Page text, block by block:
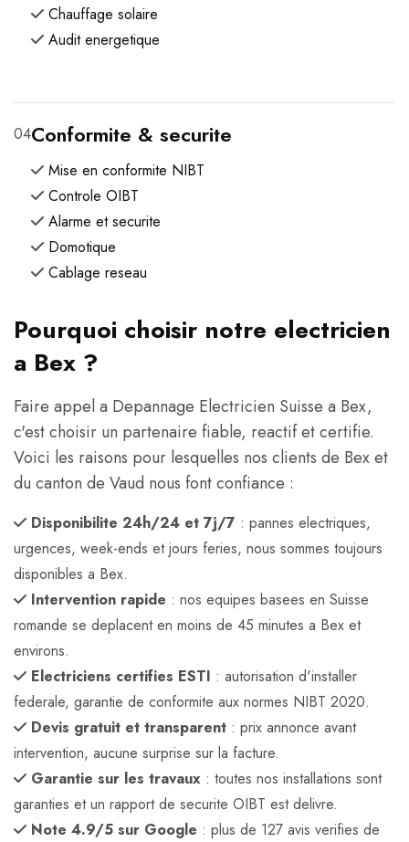
Chauffage solaire
Audit energetique
04Conformite & securite
Mise en conformite NIBT
Controle OIBT
Alarme et securite
Domotique
Cablage reseau
Pourquoi choisir notre electricien
a Bex ?
Faire appel a Depannage Electricien Suisse a Bex,
c'est choisir un partenaire fiable, reactif et certifie.
Voici les raisons pour lesquelles nos clients de Bex et
du canton de Vaud nous font confiance :
Disponibilite 24h/24 et 7j/7 : pannes electriques,
urgences, week-ends et jours feries, nous sommes toujours
disponibles a Bex.
Intervention rapide : nos equipes basees en Suisse
romande se deplacent en moins de 45 minutes a Bex et
environs.
Electriciens certifies ESTI : autorisation d'installer
federale, garantie de conformite aux normes NIBT 2020.
Devis gratuit et transparent : prix annonce avant
intervention, aucune surprise sur la facture.
Garantie sur les travaux : toutes nos installations sont
garanties et un rapport de securite OIBT est delivre.
Note 4.9/5 sur Google : plus de 127 avis verifies de